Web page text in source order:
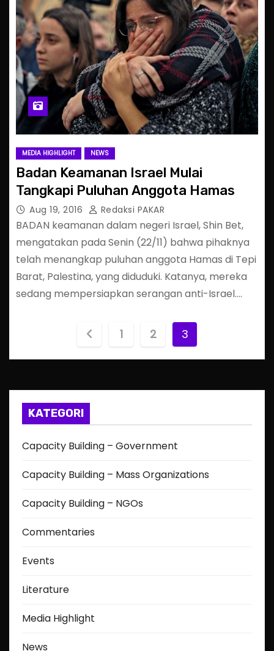
MEDIA HIGHLIGHT NEWS
Badan Keamanan Israel Mulai
Tangkapi Puluhan Anggota Hamas
Aug 19, 2016 Redaksi PAKAR
BADAN keamanan dalam negeri Israel, Shin Bet,
mengatakan pada Senin (22/11) bahwa pihaknya
telah menangkap puluhan anggota Hamas di Tepi
Barat, Palestina, yang diduduki. Katanya, mereka
sedang mempersiapkan serangan anti-Israel.…
o
s
t
s
g
i
t
1 2 3
KATEGORI
Capacity Building – Government
Capacity Building – Mass Organizations
Capacity Building – NGOs
Commentaries
Events
Literature
Media Highlight
News